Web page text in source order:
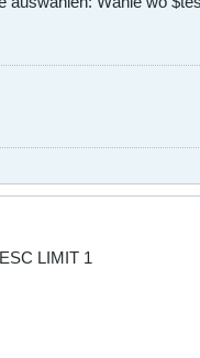
LIMIT 1